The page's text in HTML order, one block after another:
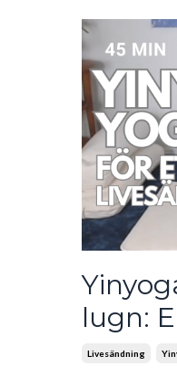
lugn:
Livesändning